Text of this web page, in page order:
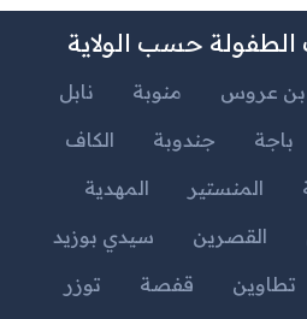
حسب الولاية
بن عروس منوبة
نابل
باجة جندوبة
الكاف
المنستير
المهدية
القصرين
سيدي بوزيد
تطاوين قفصة
توزر